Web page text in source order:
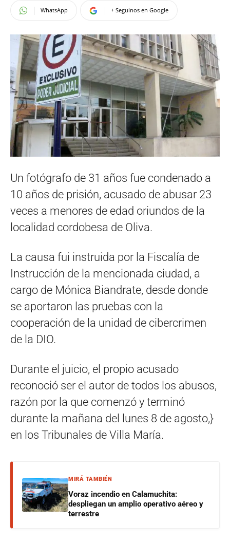
WhatsApp + Seguinos en Google
Un fotógrafo de 31 años fue condenado a
10 años de prisión, acusado de abusar 23
veces a menores de edad oriundos de la
localidad cordobesa de Oliva.
La causa fui instruida por la Fiscalía de
Instrucción de la mencionada ciudad, a
cargo de Mónica Biandrate, desde donde
se aportaron las pruebas con la
cooperación de la unidad de cibercrimen
de la DIO.
Durante el juicio, el propio acusado
reconoció ser el autor de todos los abusos,
razón por la que comenzó y terminó
durante la mañana del lunes 8 de agosto,}
en los Tribunales de Villa María.
MIRÁ TAMBIÉN
Voraz incendio en Calamuchita:
despliegan un amplio operativo aéreo y
terrestre